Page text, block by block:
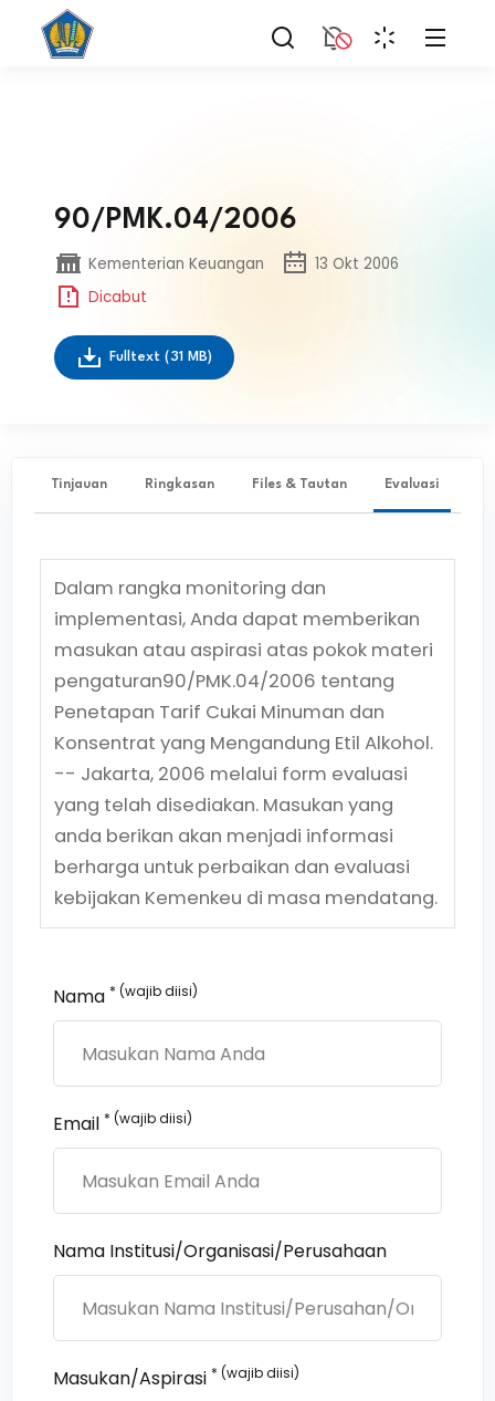
90/PMK.04/2006
Kementerian Keuangan
13 Okt 2006
Dicabut
Fulltext (31 MB)
Tinjauan Ringkasan Files & Tautan Evaluasi
Dalam rangka monitoring dan
implementasi, Anda dapat memberikan
masukan atau aspirasi atas pokok materi
pengaturan90/PMK.04/2006 tentang
Penetapan Tarif Cukai Minuman dan
Konsentrat yang Mengandung Etil Alkohol.
-- Jakarta, 2006 melalui form evaluasi
yang telah disediakan. Masukan yang
anda berikan akan menjadi informasi
berharga untuk perbaikan dan evaluasi
kebijakan Kemenkeu di masa mendatang.
Nama * (wajib diisi)
Email * (wajib diisi)
Nama Institusi/Organisasi/Perusahaan
Masukan/Aspirasi * (wajib diisi)